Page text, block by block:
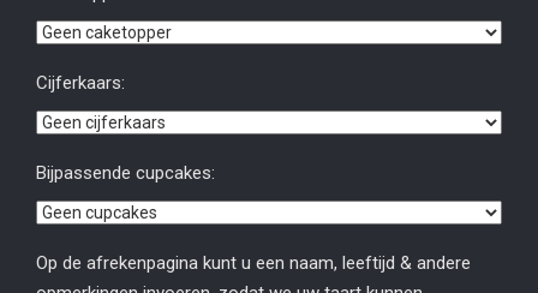
Cijferkaars:
Bijpassende cupcakes:
Op de afrekenpagina kunt u een naam, leeftijd & andere